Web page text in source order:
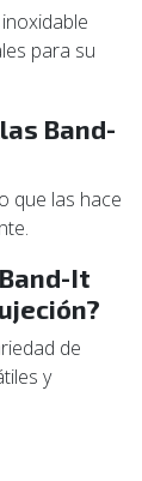
para su
Band-
que las hace
It
de
y